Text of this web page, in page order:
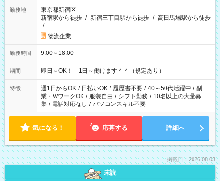
勤務地
東京都新宿区
新宿駅から徒歩 / 新宿三丁目駅から徒歩 / 高田馬場駅から徒歩
/ …
物流企業
勤務時間 9:00～18:00
期間 即日～OK！ 1日～働けます＾＾（規定あり）
特徴 週1日からOK / 日払いOK / 履歴書不要 / 40～50代活躍中 / 副
業・WワークOK / 服装自由 / シフト勤務 / 10名以上の大量募
集 / 電話対応なし / パソコンスキル不要
気になる！ 応募する 詳細へ
掲載日：2026.08.03
未読